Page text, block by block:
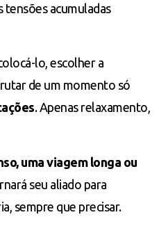
tensões acumuladas
lo, escolher a
de um momento só
. Apenas relaxamento,
uma viagem longa ou
seu aliado para
sempre que precisar.